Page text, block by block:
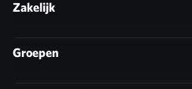
Zakelijk
Groepen